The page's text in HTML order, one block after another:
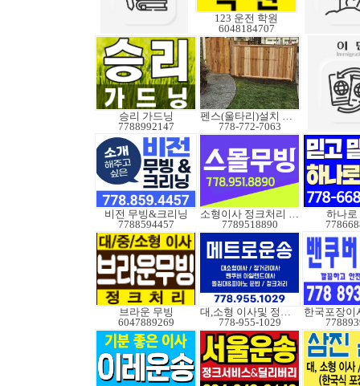
123 운전 학원
6048184707
승리 가드닝
7788992147
펜스(울타리)설치 수리
778-772-7063
비전 무빙&크리닝
7788594457
소형이사 정크처리 무빙
7789518890
하나로
브라운 무빙
6047889269
대,소형 이사및 정크처
778-955-1029